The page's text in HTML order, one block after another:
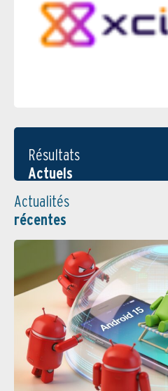
Résultats
Actuels
Actualités
récentes